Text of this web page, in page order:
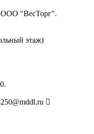
ООО "ВесТорг".
этаж)
250@mddl.ru